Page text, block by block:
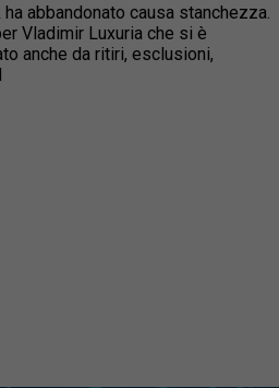
abbandonato causa stanchezza.
Vladimir Luxuria che si è
anche da ritiri, esclusioni,